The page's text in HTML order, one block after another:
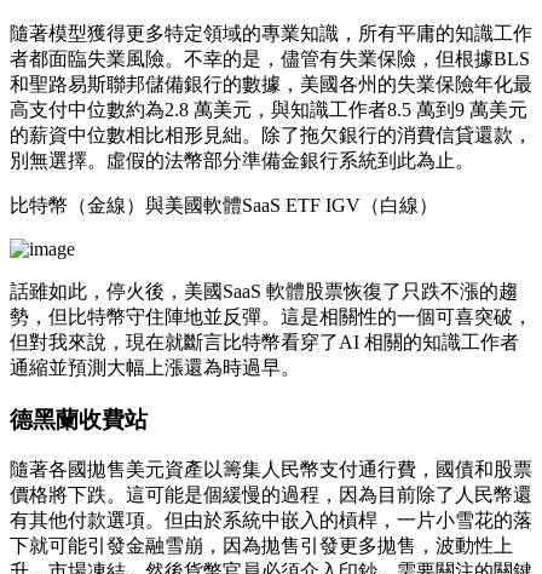
隨著模型獲得更多特定領域的專業知識，所有平庸的知識工作
者都面臨失業風險。不幸的是，儘管有失業保險，但根據BLS
和聖路易斯聯邦儲備銀行的數據，美國各州的失業保險年化最
高支付中位數約為2.8 萬美元，與知識工作者8.5 萬到9 萬美元
的薪資中位數相比相形見絀。除了拖欠銀行的消費信貸還款，
別無選擇。虛假的法幣部分準備金銀行系統到此為止。
比特幣（金線）與美國軟體SaaS ETF IGV（白線）
話雖如此，停火後，美國SaaS 軟體股票恢復了只跌不漲的趨
勢，但比特幣守住陣地並反彈。這是相關性的一個可喜突破，
但對我來說，現在就斷言比特幣看穿了AI 相關的知識工作者
通縮並預測大幅上漲還為時過早。
德黑蘭收費站
隨著各國拋售美元資產以籌集人民幣支付通行費，國債和股票
價格將下跌。這可能是個緩慢的過程，因為目前除了人民幣還
有其他付款選項。但由於系統中嵌入的槓桿，一片小雪花的落
下就可能引發金融雪崩，因為拋售引發更多拋售，波動性上